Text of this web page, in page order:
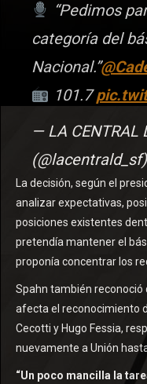
“Pedimos
categoría del
Nacional.”
101.7
— LA CENTRAL
(@lacentrald_sf)
La decisión, según el
analizar expectativas,
posiciones existentes
pretendía mantener el
proponía concentrar los
Spahn también reconoció
afecta el reconocimiento
Cecotti y Hugo Fessia,
nuevamente a Unión hasta
“Un poco mancilla la